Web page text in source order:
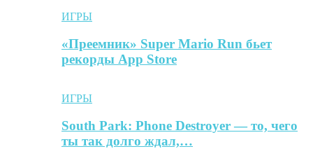
ИГРЫ
«Преемник» Super Mario Run бьет
рекорды App Store
ИГРЫ
South Park: Phone Destroyer — то, чего
ты так долго ждал,…